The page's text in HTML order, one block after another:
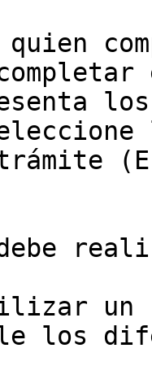
los
trámite
un
los